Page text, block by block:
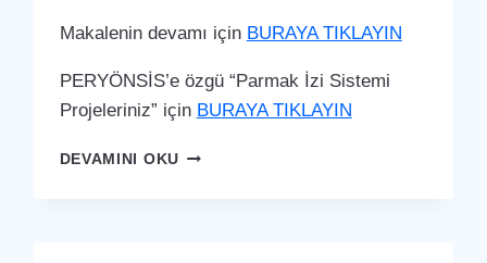
Makalenin devamı için BURAYA TIKLAYIN
PERYÖNSİS’e özgü “Parmak İzi Sistemi
Projeleriniz” için BURAYA TIKLAYIN
DEVAMINI OKUİSLAHIYE